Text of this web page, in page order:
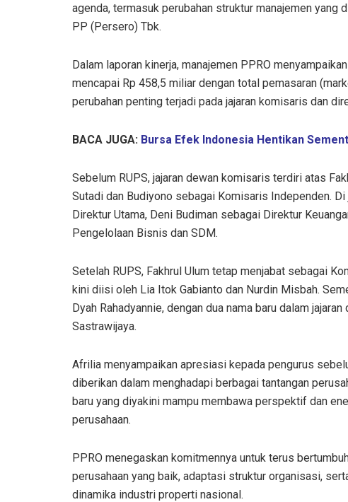
agenda, termasuk perubahan struktur manajemen
PP (Persero) Tbk.
Dalam laporan kinerja, manajemen PPRO
mencapai Rp 458,5 miliar dengan total pemasaran
perubahan penting terjadi pada jajaran komisaris dan
BACA JUGA: Bursa Efek Indonesia Hentikan
Sebelum RUPS, jajaran dewan komisaris terdiri atas
Sutadi dan Budiyono sebagai Komisaris Independen.
Direktur Utama, Deni Budiman sebagai Direktur
Pengelolaan Bisnis dan SDM.
Setelah RUPS, Fakhrul Ulum tetap menjabat sebagai
kini diisi oleh Lia Itok Gabianto dan Nurdin Misbah.
Dyah Rahadyannie, dengan dua nama baru dalam
Sastrawijaya.
Afrilia menyampaikan apresiasi kepada pengurus
diberikan dalam menghadapi berbagai tantangan
baru yang diyakini mampu membawa perspektif dan
perusahaan.
PPRO menegaskan komitmennya untuk terus
perusahaan yang baik, adaptasi struktur organisasi,
dinamika industri properti nasional.